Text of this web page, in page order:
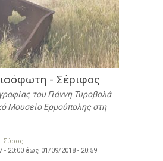
- Σέριφος
του Γιάννη Τυροβολά
Μουσείο Ερμούπολης στη
· Σύρος
- 20:00 έως 01/09/2018 - 20:59